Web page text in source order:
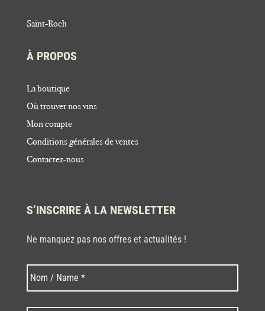
Saint-Roch
À PROPOS
La boutique
Où trouver nos vins
Mon compte
Conditions générales de ventes
Contactez-nous
S’INSCRIRE À LA NEWSLETTER
Ne manquez pas nos offres et actualités !
Nom * Nom